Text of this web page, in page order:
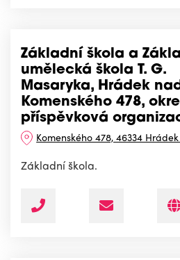
Základní škola a
umělecká škola T. G.
Masaryka, Hrádek
Komenského 478,
příspěvková
Komenského 478, 46334
Základní škola.